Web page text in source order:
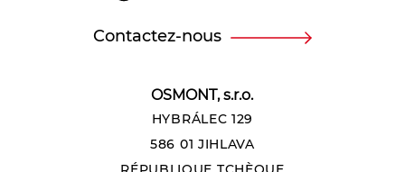
OSMONT, s.r.o.
HYBRÁLEC 129
586 01 JIHLAVA
Contactez-nous